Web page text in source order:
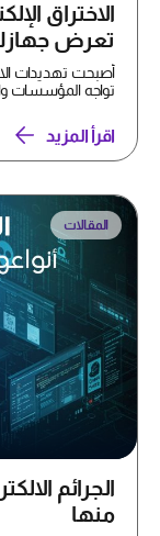
تعرض جهازك
أصبحت تهديدات
تواجه المؤسسات
اقرأ المزيد
المقالات
الجرائم
منها